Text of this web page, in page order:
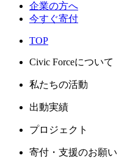
企業の方へ
今すぐ寄付
TOP
Civic Forceについて
私たちの活動
出動実績
プロジェクト
寄付・支援のお願い